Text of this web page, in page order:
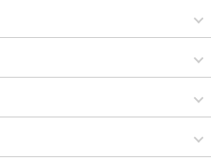
理